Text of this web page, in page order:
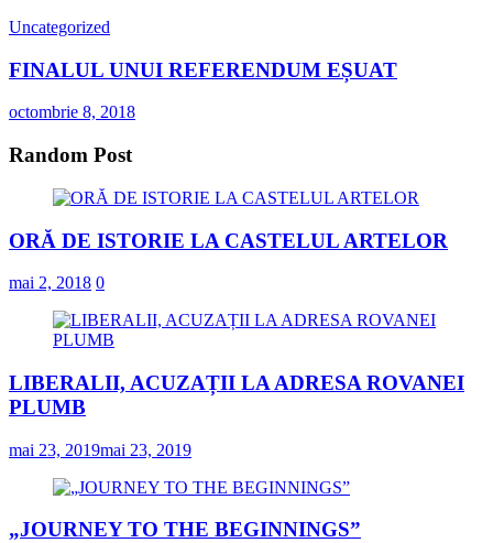
Uncategorized
FINALUL UNUI REFERENDUM EȘUAT
octombrie 8, 2018
Random Post
ORĂ DE ISTORIE LA CASTELUL ARTELOR
mai 2, 2018 0
LIBERALII, ACUZAȚII LA ADRESA ROVANEI
PLUMB
mai 23, 2019mai 23, 2019
„JOURNEY TO THE BEGINNINGS”